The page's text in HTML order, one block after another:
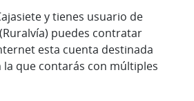
y tienes usuario de
puedes contratar
esta cuenta destinada
que contarás con múltiples